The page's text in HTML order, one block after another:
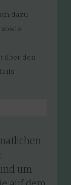
dazu
über den
um